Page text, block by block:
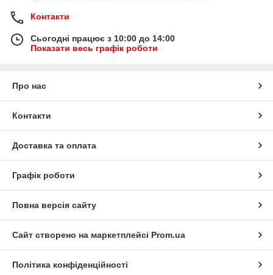
Контакти
Сьогодні працює з 10:00 до 14:00
Показати весь графік роботи
Про нас
Контакти
Доставка та оплата
Графік роботи
Повна версія сайту
Сайт створено на маркетплейсі Prom.ua
Політика конфіденційності